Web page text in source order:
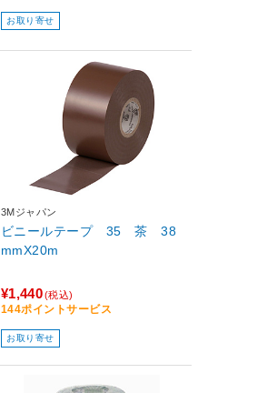
お取り寄せ
3Mジャパン
ビニールテープ 35 茶 38
mmX20m
¥1,440(税込)
144ポイントサービス
お取り寄せ